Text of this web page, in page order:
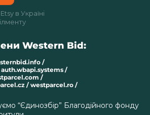
в Україні
Western Bid:
/
/
/
/ westparcel.ro /
“Єдинозбір” Благодійного фонду